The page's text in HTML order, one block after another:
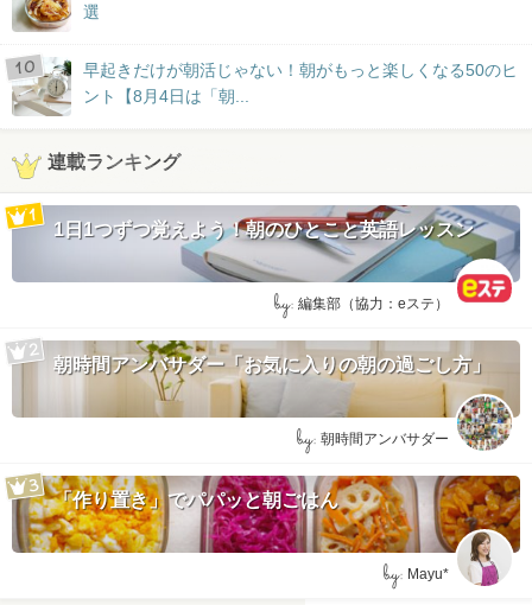
選
早起きだけが朝活じゃない！朝がもっと楽しくなる50のヒ
ント【8月4日は「朝...
連載ランキング
1日1つずつ覚えよう！朝のひとこと英語レッスン
by: 編集部（協力：eステ）
朝時間アンバサダー「お気に入りの朝の過ごし方」
by: 朝時間アンバサダー
「作り置き」でパパッと朝ごはん
by: Mayu*